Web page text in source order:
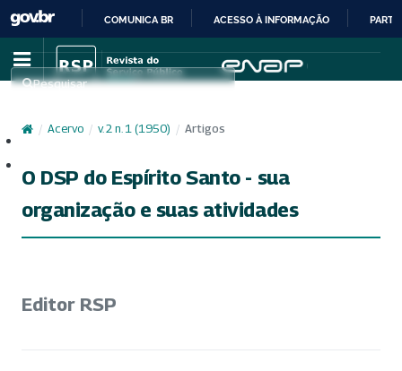
IR
PARA
CONTEÚDO
COMUNICA BR ACESSO À INFORMAÇÃO
Pesquisar
/ Acervo / v. 2 n. 1 (1950) / Artigos
O DSP do Espírito Santo - sua
organização e suas atividades
Editor RSP